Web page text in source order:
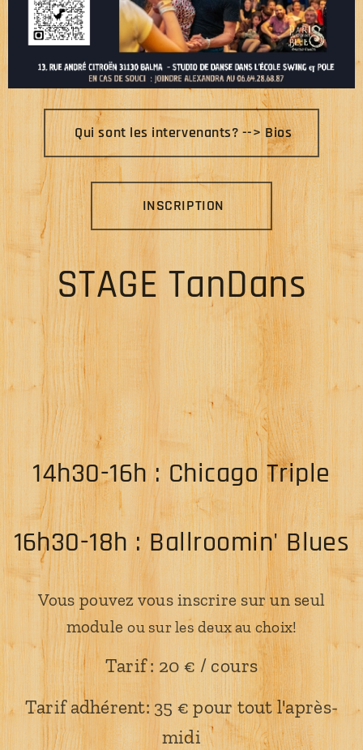
Qui sont les intervenants? --> Bios
INSCRIPTION
STAGE TanDans
14h30-16h : Chicago Triple
16h30-18h : Ballroomin' Blues
Vous pouvez vous inscrire sur un seul
moduleou sur les deux au choix!
Tarif: 20 € / cours
Tarif adhérent: 35 € pour tout l'après-
midi